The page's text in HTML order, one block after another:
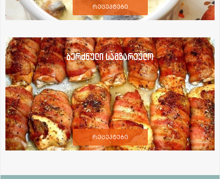
რეცეპტები
ბერძნული სამზარეულო
რეცეპტები